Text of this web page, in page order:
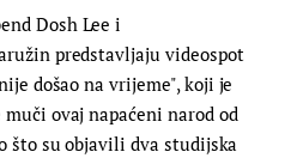
Dosh Lee i
predstavljaju videospot
došao na vrijeme", koji je
ovaj napaćeni narod od
što su objavili dva studijska